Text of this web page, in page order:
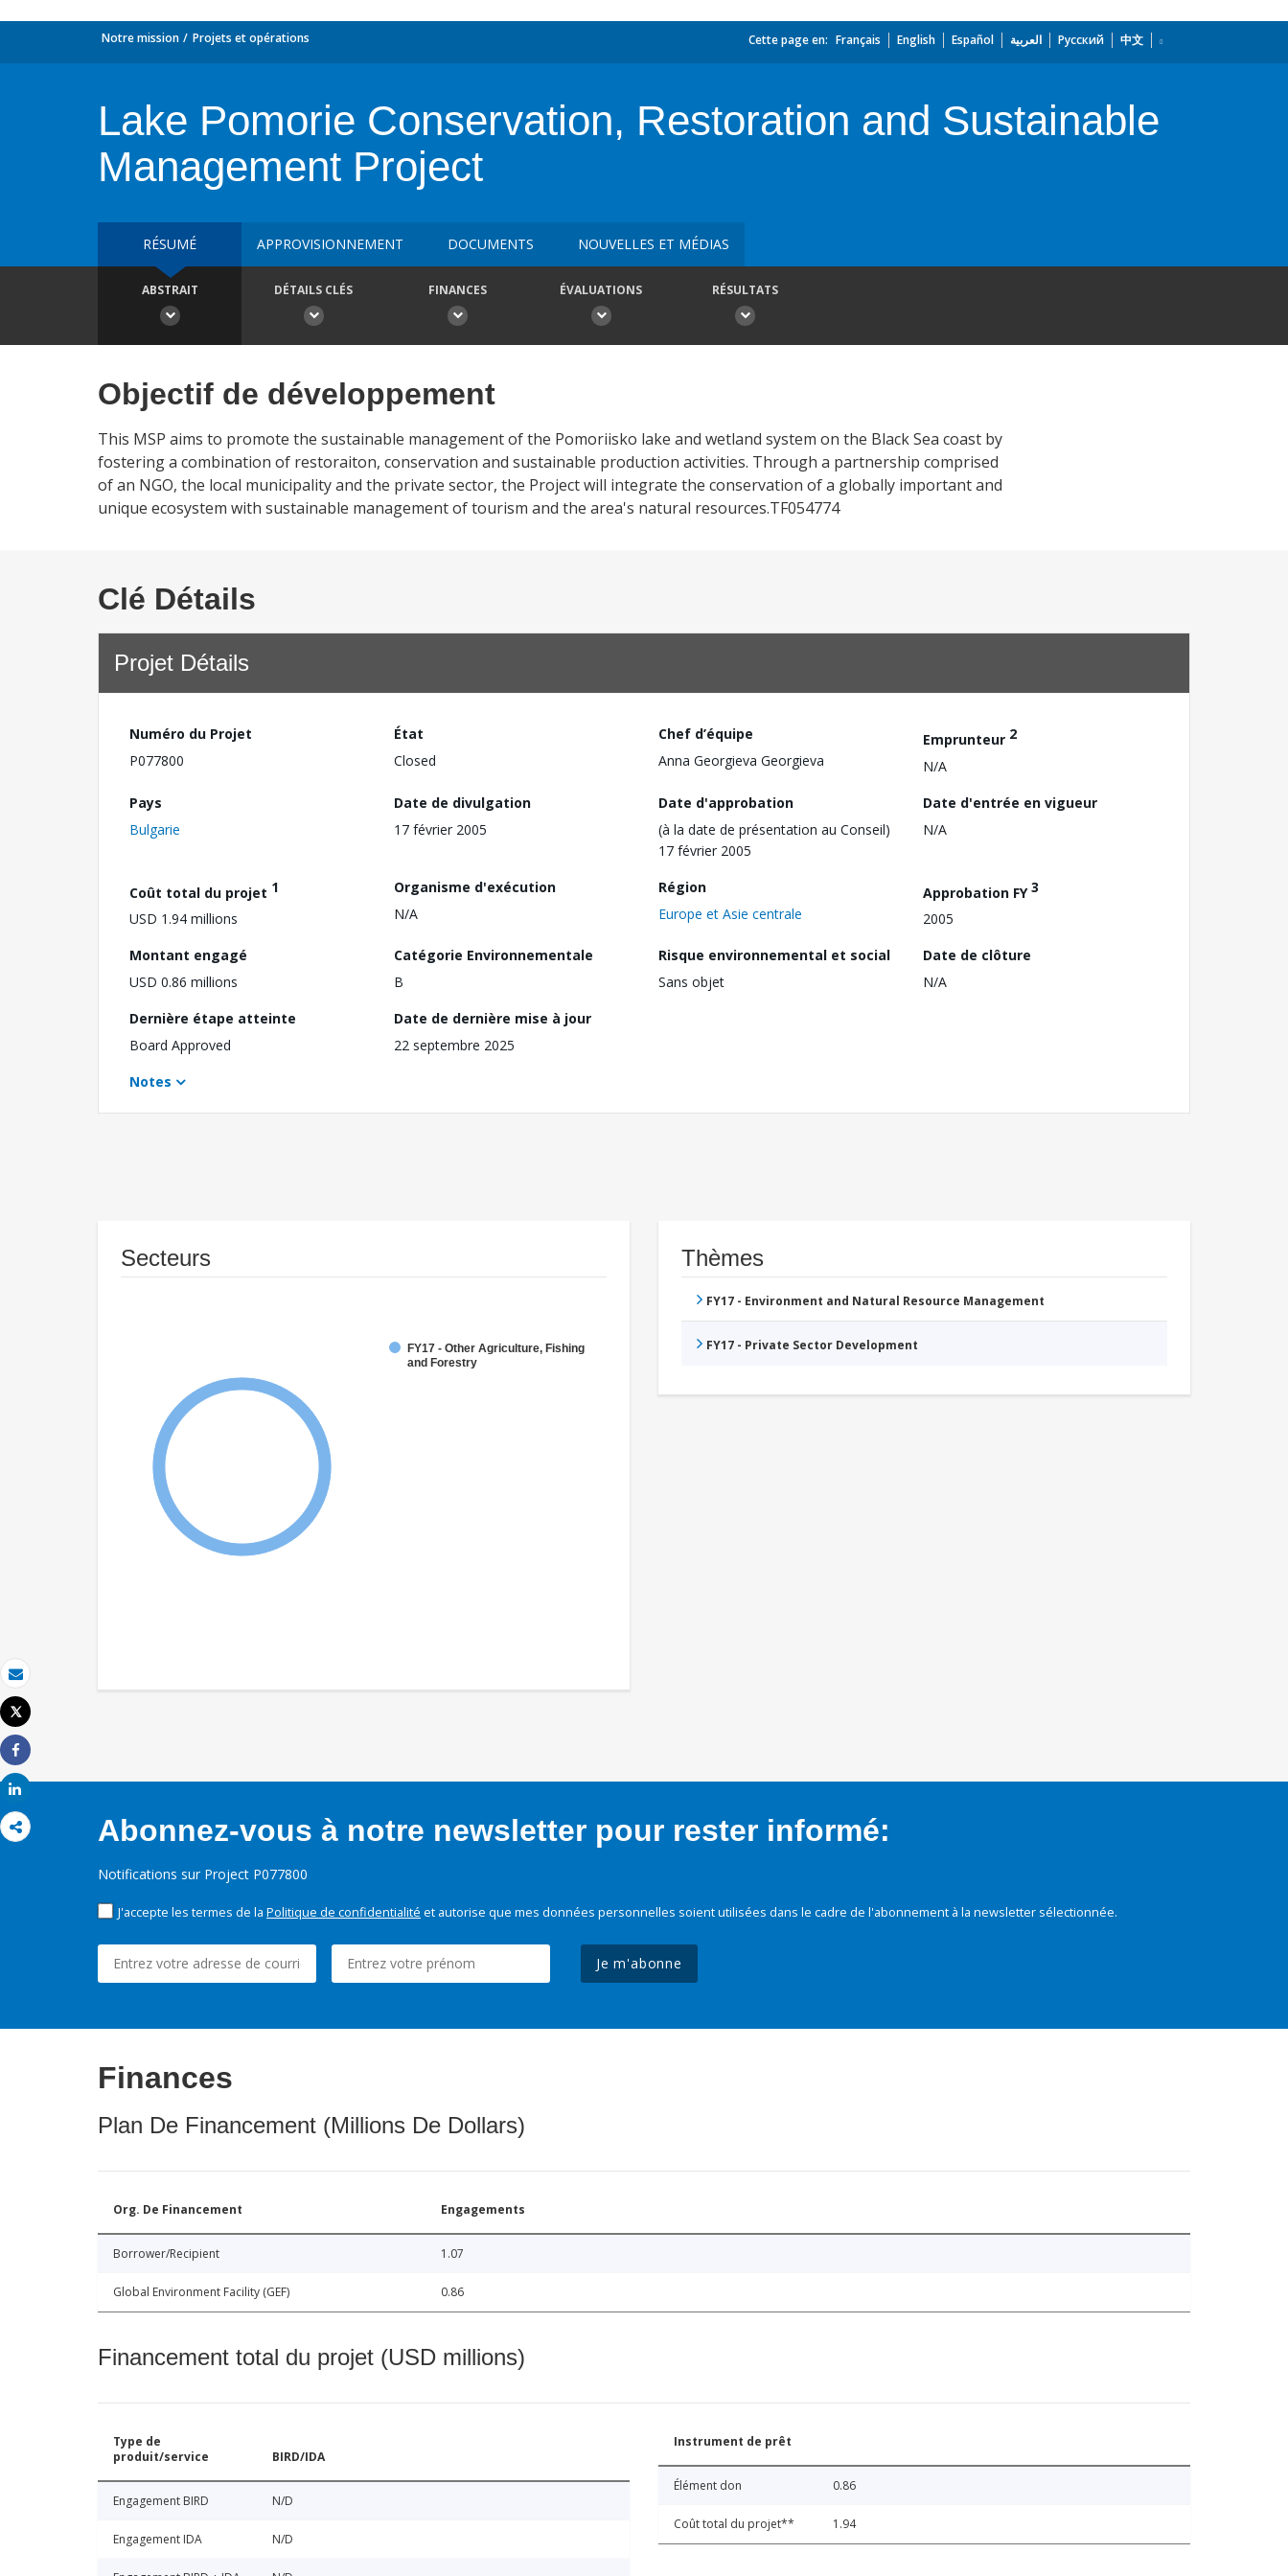
Email
Imprimer
Tweet
Share
Notre mission Projets et opérations Cette page en: Français English Español العربية Русский 中文
Lake Pomorie Conservation, Restoration and Sustainable
Management Project
RÉSUMÉ APPROVISIONNEMENT DOCUMENTS NOUVELLES ET MÉDIAS
ABSTRAIT DÉTAILS CLÉS FINANCES ÉVALUATIONS RÉSULTATS
Objectif de développement
This MSP aims to promote the sustainable management of the Pomoriisko lake and wetland system on the Black Sea coast by
fostering a combination of restoraiton, conservation and sustainable production activities. Through a partnership comprised
of an NGO, the local municipality and the private sector, the Project will integrate the conservation of a globally important and
unique ecosystem with sustainable management of tourism and the area's natural resources.TF054774
Clé Détails
Projet Détails
Numéro du Projet
P077800
État
Closed
Chef d’équipe
Anna Georgieva Georgieva
Emprunteur 2
N/A
Pays
Bulgarie
Date de divulgation
17 février 2005
Date d'approbation
(à la date de présentation au Conseil)
17 février 2005
Date d'entrée en vigueur
N/A
Coût total du projet 1
USD 1.94 millions
Organisme d'exécution
N/A
Région
Europe et Asie centrale
Approbation FY3
2005
Montant engagé
USD 0.86 millions
Catégorie Environnementale
B
Risque environnemental et social
Sans objet
Date de clôture
N/A
Dernière étape atteinte
Board Approved
Date de dernière mise à jour
22 septembre 2025
Notes
Secteurs
FY17 - Other Agriculture, Fishing
and Forestry
Thèmes
FY17 - Environment and Natural Resource Management
FY17 - Private Sector Development
Abonnez-vous à notre newsletter pour rester informé:
Notifications sur Project P077800
J'accepte les termes de la Politique de confidentialité et autorise que mes données personnelles soient utilisées dans le cadre de l'abonnement à la newsletter sélectionnée.
Je m'abonne
Finances
Plan De Financement (Millions De Dollars)
Org. De Financement Engagements
Borrower/Recipient 1.07
Global Environment Facility (GEF) 0.86
Financement total du projet (USD millions)
Type de
produit/service
BIRD/IDA
Engagement BIRD N/D
Engagement IDA N/D
Instrument de prêt
Élément don 0.86
Coût total du projet** 1.94